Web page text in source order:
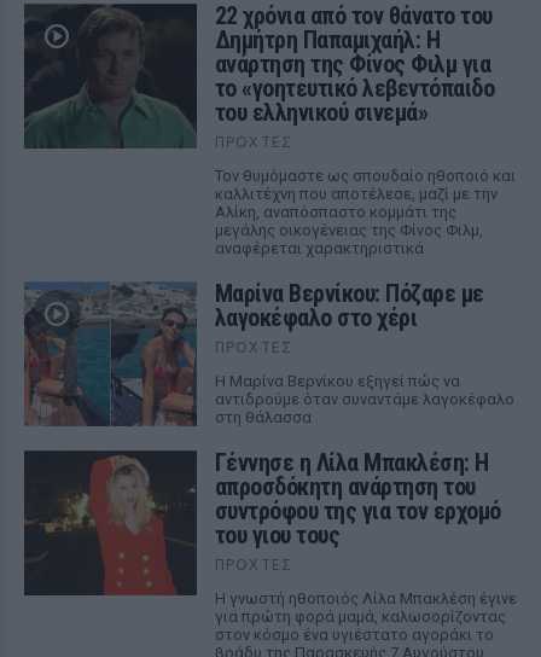
22 χρόνια από τον θάνατο του
Δημήτρη Παπαμιχαήλ: Η
ανάρτηση της Φίνος Φιλμ για
το «γοητευτικό λεβεντόπαιδο
του ελληνικού σινεμά»
ΠΡΟΧΤΈΣ
Τον θυμόμαστε ως σπουδαίο ηθοποιό και
καλλιτέχνη που αποτέλεσε, μαζί με την
Αλίκη, αναπόσπαστο κομμάτι της
μεγάλης οικογένειας της Φίνος Φιλμ,
αναφέρεται χαρακτηριστικά
Μαρίνα Βερνίκου: Πόζαρε με
λαγοκέφαλο στο χέρι
ΠΡΟΧΤΈΣ
Η Μαρίνα Βερνίκου εξηγεί πώς να
αντιδρούμε όταν συναντάμε λαγοκέφαλο
στη θάλασσα
Γέννησε η Λίλα Μπακλέση: Η
απροσδόκητη ανάρτηση του
συντρόφου της για τον ερχομό
του γιου τους
ΠΡΟΧΤΈΣ
Η γνωστή ηθοποιός Λίλα Μπακλέση έγινε
για πρώτη φορά μαμά, καλωσορίζοντας
στον κόσμο ένα υγιέστατο αγοράκι το
βράδυ της Παρασκευής 7 Αυγούστου.